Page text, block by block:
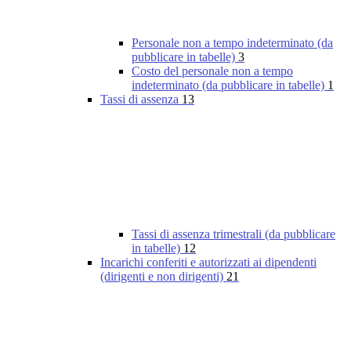
Personale non a tempo indeterminato (da
pubblicare in tabelle) 3
Costo del personale non a tempo
indeterminato (da pubblicare in tabelle) 1
Tassi di assenza 13
Tassi di assenza trimestrali (da pubblicare
in tabelle) 12
Incarichi conferiti e autorizzati ai dipendenti
(dirigenti e non dirigenti) 21